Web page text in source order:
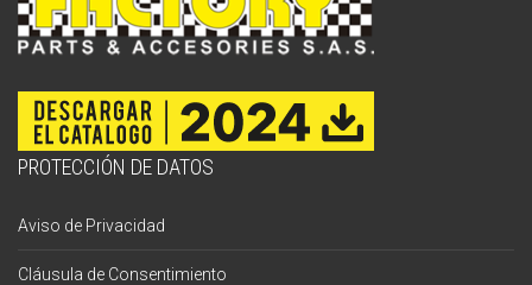
PROTECCIÓN DE DATOS
Aviso de Privacidad
Cláusula de Consentimiento